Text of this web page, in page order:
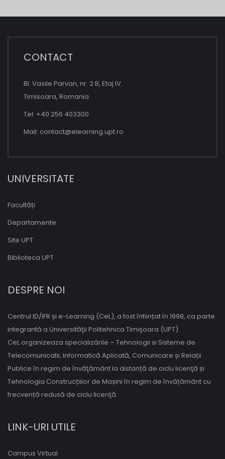
CONTACT
Bl. Vasile Parvan, nr. 2 B, Etaj IV
Timisoara, Romania
Tel: +40 256 403300
Mail: contact@elearning.upt.ro
UNIVERSITATE
Facultăți
Departamente
Site UPT
Biblioteca UPT
DESPRE NOI
Centrul ID/IFR și e-Learning (CeL), a fost înființat în 1998, ca parte
integrantă a Universităţii Politehnica Timişoara (UPT).
CeL organizeaza specializările – Tehnologii si Sisteme de
Telecomunicatii, Informatică Aplicată, Comunicare și Relații
Publice în regim de învăţământ la distanță de ciclu licenţă și
Tehnologia Construcțiilor de Mașini în regim de învățământ cu
frecvență redusă de ciclu licenţă.
LINK-URI UTILE
Campus Virtual